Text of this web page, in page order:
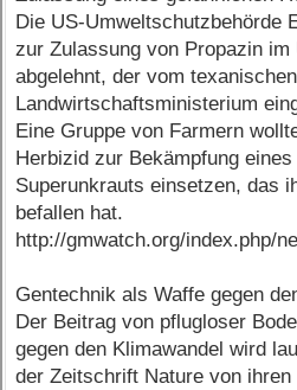
Die US-Umweltschutzbehörde
zur Zulassung von Propazin im
abgelehnt, der vom texanischen
Landwirtschaftsministerium
Eine Gruppe von Farmern
Herbizid zur Bekämpfung
Superunkrauts einsetzen, das
befallen hat.
http://gmwatch.org/index.php/
Gentechnik als Waffe gegen
Der Beitrag von pflugloser
gegen den Klimawandel wird
der Zeitschrift Nature von ihren